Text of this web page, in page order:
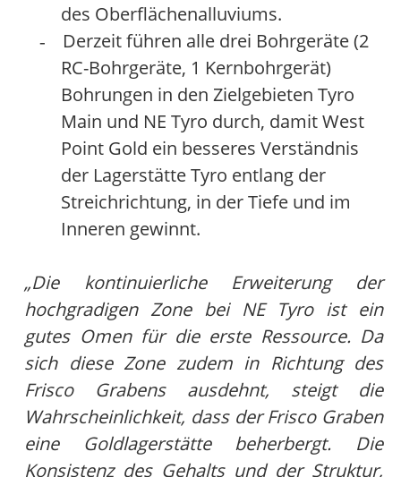
des Oberflächenalluviums.
-
Derzeit führen alle drei Bohrgeräte (2
RC-Bohrgeräte, 1 Kernbohrgerät)
Bohrungen in den Zielgebieten Tyro
Main und NE Tyro durch, damit West
Point Gold ein besseres Verständnis
der Lagerstätte Tyro entlang der
Streichrichtung, in der Tiefe und im
Inneren gewinnt.
„Die kontinuierliche Erweiterung der
hochgradigen Zone bei NE Tyro ist ein
gutes Omen für die erste Ressource. Da
sich diese Zone zudem in Richtung des
Frisco Grabens ausdehnt, steigt die
Wahrscheinlichkeit, dass der Frisco Graben
eine Goldlagerstätte beherbergt. Die
Konsistenz des Gehalts und der Struktur,